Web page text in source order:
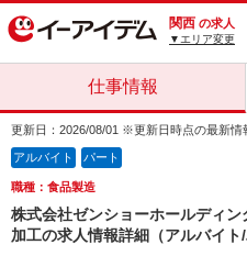
関西 の求人
▼エリア変更
仕事情報
更新日：2026/08/01 ※更新日時点の最新情
アルバイト パート
職種：食品製造
株式会社ゼンショーホールディ
加工の求人情報詳細（アルバイ